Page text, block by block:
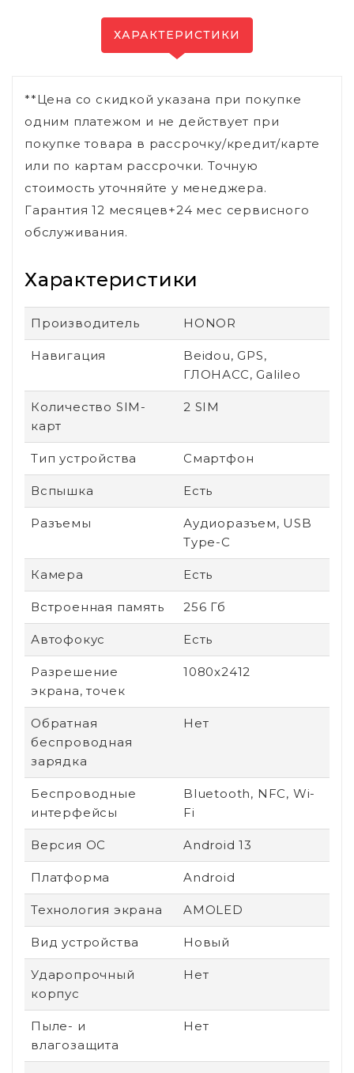
ХАРАКТЕРИСТИКИ
**Цена со скидкой указана при покупке
одним платежом и не действует при
покупке товара в рассрочку/кредит/карте
или по картам рассрочки. Точную
стоимость уточняйте у менеджера.
Гарантия 12 месяцев+24 мес сервисного
обслуживания.
Характеристики
Производитель HONOR
Навигация
Beidou, GPS,
ГЛОНАСС, Galileo
Количество SIM-
карт
2 SIM
Тип устройства Смартфон
Вспышка Есть
Разъемы
Аудиоразъем, USB
Type-C
Камера Есть
Встроенная память 256 Гб
Автофокус Есть
Разрешение
экрана, точек
1080x2412
Обратная
беспроводная
зарядка
Нет
Беспроводные
интерфейсы
Bluetooth, NFC, Wi-
Fi
Версия ОС Android 13
Платформа Android
Технология экрана AMOLED
Вид устройства Новый
Ударопрочный
корпус
Нет
Пыле- и
влагозащита
Нет